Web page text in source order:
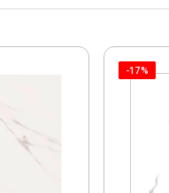
-17%